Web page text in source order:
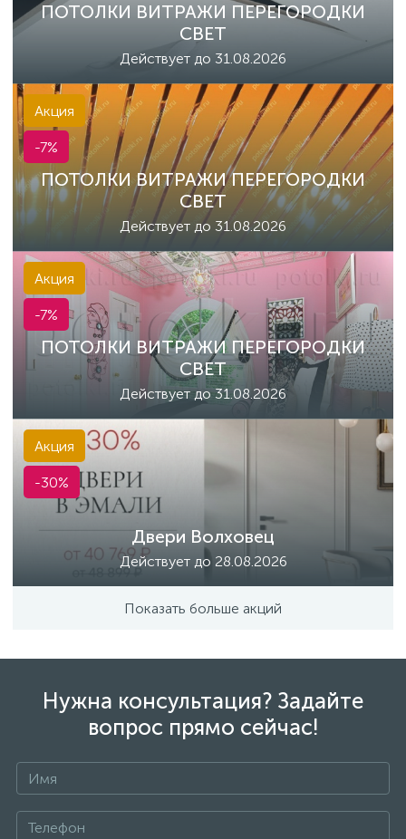
ПОТОЛКИ ВИТРАЖИ ПЕРЕГОРОДКИ
СВЕТ
Действует до 31.08.2026
ПОТОЛКИ ВИТРАЖИ ПЕРЕГОРОДКИ
СВЕТ
Действует до 31.08.2026
Акция
-7%
ПОТОЛКИ ВИТРАЖИ ПЕРЕГОРОДКИ
СВЕТ
Действует до 31.08.2026
Акция
-7%
Двери Волховец
Действует до 28.08.2026
Акция
-30%
Показать больше акций
Нужна консультация? Задайте
вопрос прямо сейчас!